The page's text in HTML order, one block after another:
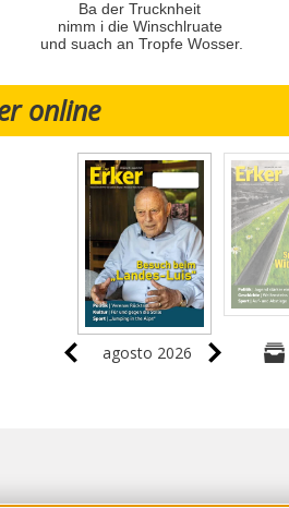
Ba der Trucknheit
nimm i die Winschlruate
und suach an Tropfe Wosser.
online
agosto 2026